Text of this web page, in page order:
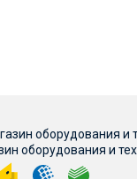
оборудования и